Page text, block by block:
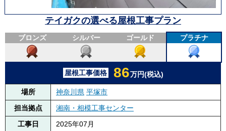
テイガクの選べる屋根工事プラン
ブロンズ シルバー ゴールド プラチナ
屋根工事価格 86万円(税込)
場所 神奈川県 平塚市
担当拠点
湘南・相模工事センター
工事日
2025年07月